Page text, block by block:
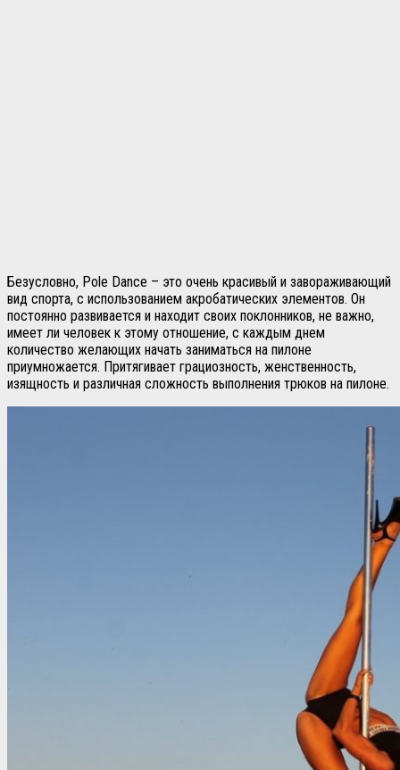
Безусловно, Pole Dance – это очень красивый и завораживающий
вид спорта, с использованием акробатических элементов. Он
постоянно развивается и находит своих поклонников, не важно,
имеет ли человек к этому отношение, с каждым днем
количество желающих начать заниматься на пилоне
приумножается. Притягивает грациозность, женственность,
изящность и различная сложность выполнения трюков на пилоне.